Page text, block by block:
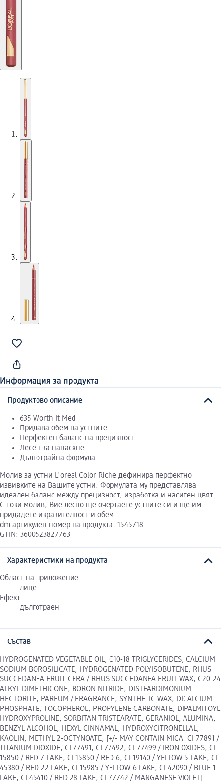
Информация за продукта
Продуктово описание
635 Worth It Med
Придава обем на устните
Перфектен баланс на прецизност
Лесен за нанасяне
Дълготрайна формула
Молив за устни L'oreal Color Riche дефинира перфектно
извивките на Вашите устни. Формулата му представлява
идеален баланс между прецизност, изработка и наситен цвят.
С този молив, Вие лесно ще очертаете устните си и ще им
придадете изразителност и обем.
dm артикулен номер на продукта: 1545718
GTIN: 3600523827763
Характеристики на продукта
Област на приложение:
лице
Ефект:
дълготраен
Състав
HYDROGENATED VEGETABLE OIL, C10-18 TRIGLYCERIDES, CALCIUM
SODIUM BOROSILICATE, HYDROGENATED POLYISOBUTENE, RHUS
SUCCEDANEA FRUIT CERA / RHUS SUCCEDANEA FRUIT WAX, C20-24
ALKYL DIMETHICONE, BORON NITRIDE, DISTEARDIMONIUM
HECTORITE, PARFUM / FRAGRANCE, SYNTHETIC WAX, DICALCIUM
PHOSPHATE, TOCOPHEROL, PROPYLENE CARBONATE, DIPALMITOYL
HYDROXYPROLINE, SORBITAN TRISTEARATE, GERANIOL, ALUMINA,
BENZYL ALCOHOL, HEXYL CINNAMAL, HYDROXYCITRONELLAL,
KAOLIN, METHYL 2-OCTYNOATE, [+/- MAY CONTAIN MICA, CI 77891 /
TITANIUM DIOXIDE, CI 77491, CI 77492, CI 77499 / IRON OXIDES, CI
15850 / RED 7 LAKE, CI 15850 / RED 6, CI 19140 / YELLOW 5 LAKE, CI
45380 / RED 22 LAKE, CI 15985 / YELLOW 6 LAKE, CI 42090 / BLUE 1
LAKE, CI 45410 / RED 28 LAKE, CI 77742 / MANGANESE VIOLET]